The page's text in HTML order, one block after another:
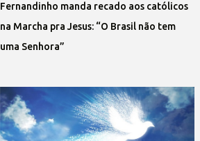
Fernandinho manda recado aos católicos
na Marcha pra Jesus: “O Brasil não tem
uma Senhora”